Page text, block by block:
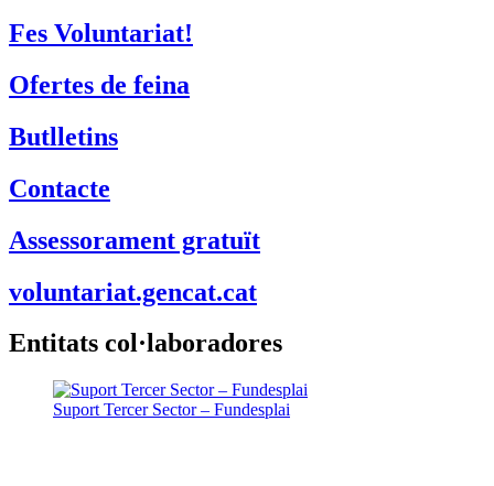
Fes Voluntariat!
Ofertes de feina
Butlletins
Contacte
Assessorament gratuït
voluntariat.gencat.cat
Entitats col·laboradores
Suport Tercer Sector – Fundesplai